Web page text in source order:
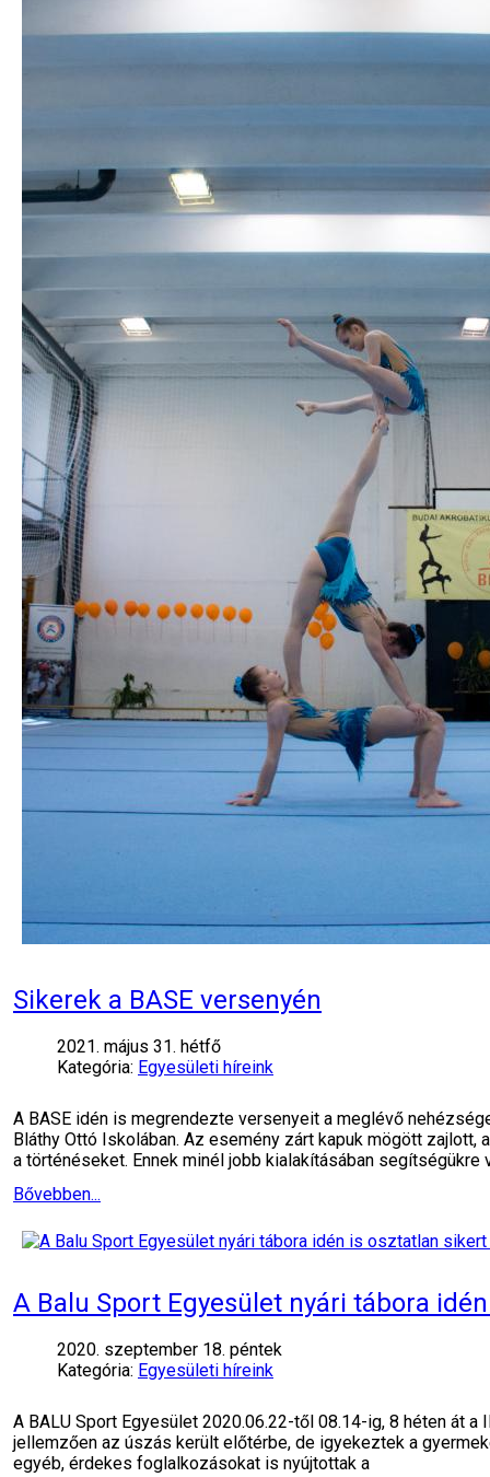
Sikerek a BASE versenyén
2021. május 31. hétfő
Kategória: Egyesületi híreink
A BASE idén is megrendezte versenyeit a meglévő
Bláthy Ottó Iskolában. Az esemény zárt kapuk mögött
a történéseket. Ennek minél jobb kialakításában segítségükre
Bővebben...
A Balu Sport Egyesület nyári tábora
2020. szeptember 18. péntek
Kategória: Egyesületi híreink
A BALU Sport Egyesület 2020.06.22-től 08.14-ig, 8 héten át
jellemzően az úszás került előtérbe, de igyekeztek a
egyéb, érdekes foglalkozásokat is nyújtottak a